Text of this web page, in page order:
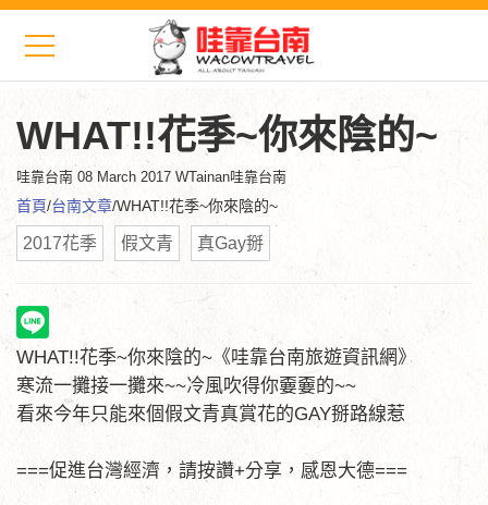
WHAT!!花季~你來陰的~
哇靠台南 08 March 2017 WTainan哇靠台南
首頁/台南文章/WHAT!!花季~你來陰的~
2017花季 假文青 真Gay掰
WHAT!!花季~你來陰的~《哇靠台南旅遊資訊網》
寒流一攤接一攤來~~冷風吹得你嫑嫑的~~
看來今年只能來個假文青真賞花的GAY掰路線惹
===促進台灣經濟，請按讚+分享，感恩大德===